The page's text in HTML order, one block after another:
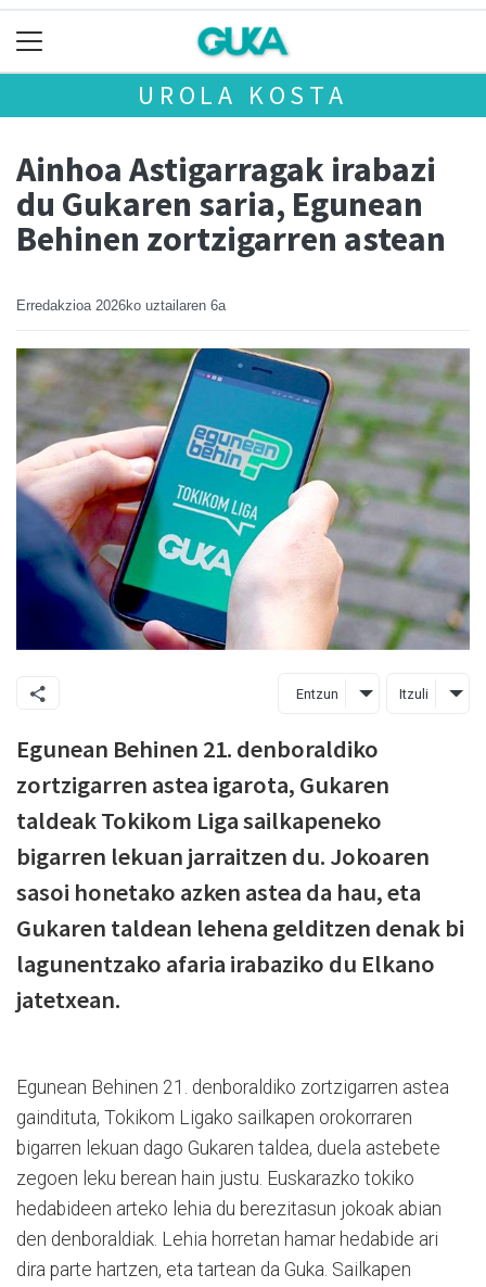
UROLA KOSTA
Ainhoa Astigarragak irabazi
du Gukaren saria, Egunean
Behinen zortzigarren astean
Erredakzioa 2026ko uztailaren 6a
Entzun Itzuli
Egunean Behinen 21. denboraldiko
zortzigarren astea igarota, Gukaren
taldeak Tokikom Liga sailkapeneko
bigarren lekuan jarraitzen du. Jokoaren
sasoi honetako azken astea da hau, eta
Gukaren taldean lehena gelditzen denak bi
lagunentzako afaria irabaziko du Elkano
jatetxean.
Egunean Behinen 21. denboraldiko zortzigarren astea
gaindituta, Tokikom Ligako sailkapen orokorraren
bigarren lekuan dago Gukaren taldea, duela astebete
zegoen leku berean hain justu. Euskarazko tokiko
hedabideen arteko lehia du berezitasun jokoak abian
den denboraldiak. Lehia horretan hamar hedabide ari
dira parte hartzen, eta tartean da Guka. Sailkapen